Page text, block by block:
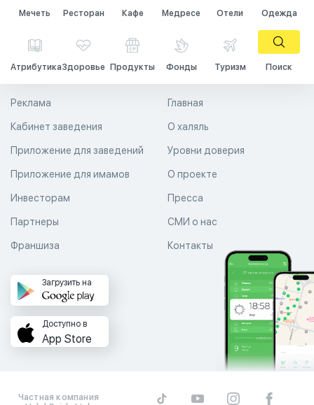
Мечеть Ресторан Кафе Медресе Отели Одежда
АтрибутикаЗдоровье Продукты Фонды Туризм Поиск
Главная
О халяль
Уровни доверия
Реклама
Кабинет заведения
Приложение для заведений
Приложение для имамов О проекте
Пресса
СМИ о нас
Контакты
Инвесторам
Партнеры
Франшиза
Загрузить на
Доступно в
App Store
Частная компания